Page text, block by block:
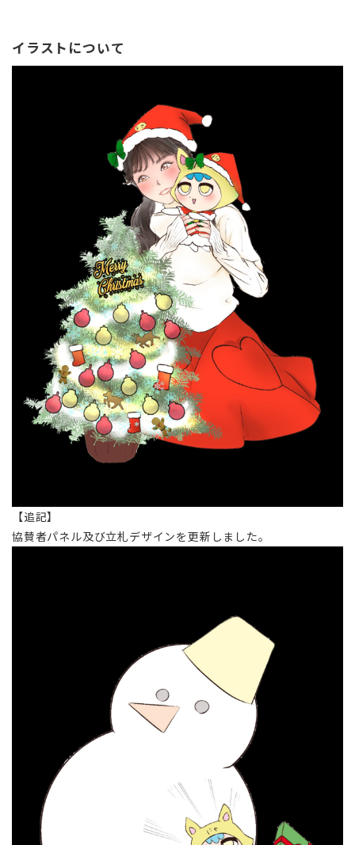
イラストについて
【追記】
協賛者パネル及び立札デザインを更新しました。